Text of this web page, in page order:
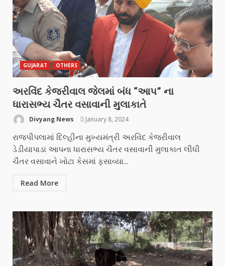
GUJARAT OTHERS
અરવિંદ કેજરીવાલ જેલમાં બંધ “આપ” ના
ધારાસભ્ય ચૈતર વસાવાની મુલાકાતે
Divyang News January 8, 2024
રાજપીપલામાં દિલ્હીના મુખ્યમંત્રી અરવિંદ કેજરીવાલ
ડેડીયાપાડા આપના ધારાસભ્ય ચૈતર વસાવાની મુલાકાત લીધી
ચૈતર વસાવાને ખોટા કેસમાં ફસાવ્યા...
Read More